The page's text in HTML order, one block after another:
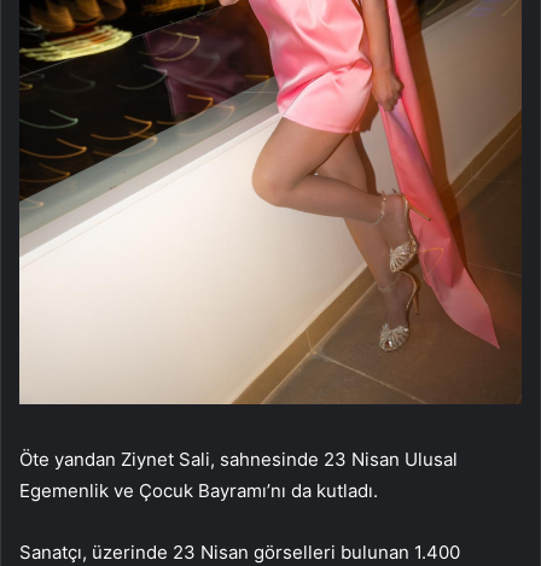
Öte yandan Ziynet Sali, sahnesinde 23 Nisan Ulusal
Egemenlik ve Çocuk Bayramı’nı da kutladı.
Sanatçı, üzerinde 23 Nisan görselleri bulunan 1.400